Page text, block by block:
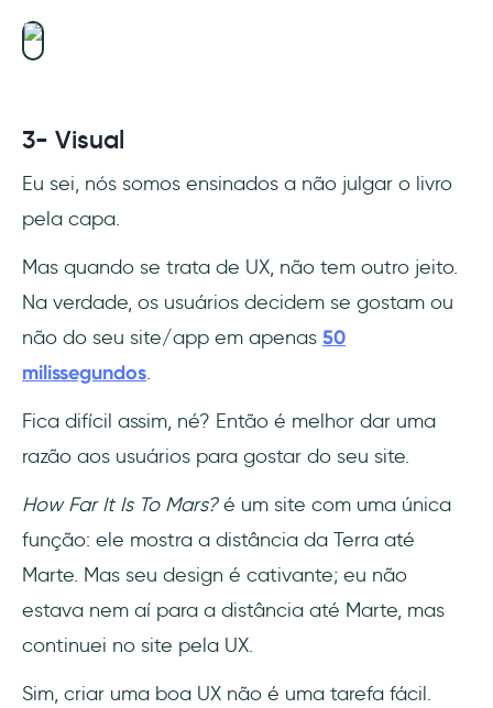
3- Visual
Eu sei, nós somos ensinados a não julgar o livro
pela capa.
Mas quando se trata de UX, não tem outro jeito.
Na verdade, os usuários decidem se gostam ou
não do seu site/app em apenas 50
milissegundos.
Fica difícil assim, né? Então é melhor dar uma
razão aos usuários para gostar do seu site.
How Far It Is To Mars?é um site com uma única
função: ele mostra a distância da Terra até
Marte. Mas seu design é cativante; eu não
estava nem aí para a distância até Marte, mas
continuei no site pela UX.
Sim, criar uma boa UX não é uma tarefa fácil.